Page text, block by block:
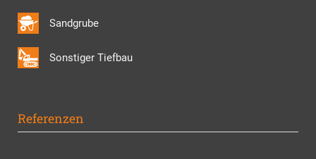
Sandgrube
Sonstiger Tiefbau
Referenzen